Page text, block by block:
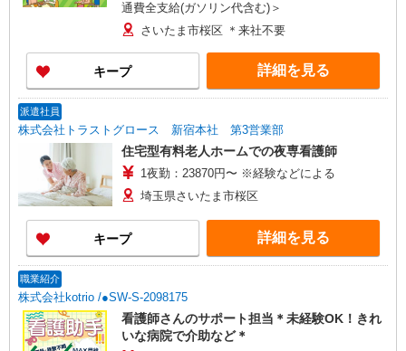
通費全支給(ガソリン代含む)＞
さいたま市桜区 ＊来社不要
キープ 詳細を見る
派遣社員
株式会社トラストグロース 新宿本社 第3営業部
住宅型有料老人ホームでの夜専看護師
1夜勤：23870円〜 ※経験などによる
埼玉県さいたま市桜区
キープ 詳細を見る
職業紹介
株式会社kotrio /●SW-S-2098175
看護師さんのサポート担当＊未経験OK！きれ
いな病院で介助など＊